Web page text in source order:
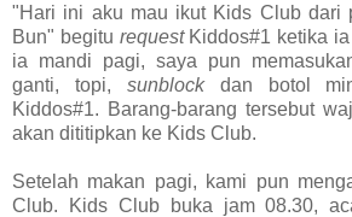
"Hari ini aku mau ikut Kids Club dari
Bun" begitu requestKiddos#1 ketika
ia mandi pagi, saya pun
ganti, topi, sunblock dan botol
Kiddos#1. Barang-barang tersebut
akan dititipkan ke Kids Club.
Setelah makan pagi, kami pun
Club. Kids Club buka jam 08.30,